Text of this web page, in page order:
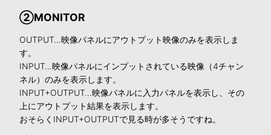
②MONITOR
OUTPUT…映像パネルにアウトプット映像のみを表示しま
す。
INPUT…映像パネルにインプットされている映像（4チャン
ネル）のみを表示します。
INPUT+OUTPUT…映像パネルに入力パネルを表示し、その
上にアウトプット結果を表示します。
おそらくINPUT+OUTPUTで見る時が多そうですね。